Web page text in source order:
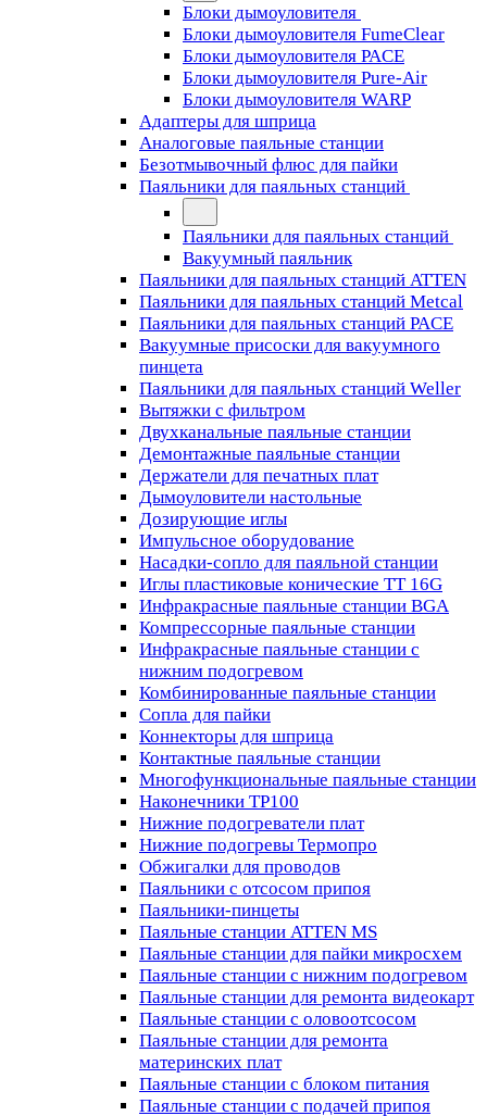
Блоки дымоуловителя
Блоки дымоуловителя FumeClear
Блоки дымоуловителя PACE
Блоки дымоуловителя Pure-Air
Блоки дымоуловителя WARP
Адаптеры для шприца
Аналоговые паяльные станции
Безотмывочный флюс для пайки
Паяльники для паяльных станций
Паяльники для паяльных станций
Вакуумный паяльник
Паяльники для паяльных станций ATTEN
Паяльники для паяльных станций Metcal
Паяльники для паяльных станций PACE
Вакуумные присоски для вакуумного
пинцета
Паяльники для паяльных станций Weller
Вытяжки с фильтром
Двухканальные паяльные станции
Демонтажные паяльные станции
Держатели для печатных плат
Дымоуловители настольные
Дозирующие иглы
Импульсное оборудование
Насадки-сопло для паяльной станции
Иглы пластиковые конические TT 16G
Инфракрасные паяльные станции BGA
Компрессорные паяльные станции
Инфракрасные паяльные станции с
нижним подогревом
Комбинированные паяльные станции
Сопла для пайки
Коннекторы для шприца
Контактные паяльные станции
Многофункциональные паяльные станции
Наконечники TP100
Нижние подогреватели плат
Нижние подогревы Термопро
Обжигалки для проводов
Паяльники с отсосом припоя
Паяльники-пинцеты
Паяльные станции ATTEN MS
Паяльные станции для пайки микросхем
Паяльные станции с нижним подогревом
Паяльные станции для ремонта видеокарт
Паяльные станции с оловоотсосом
Паяльные станции для ремонта
материнских плат
Паяльные станции с блоком питания
Паяльные станции с подачей припоя